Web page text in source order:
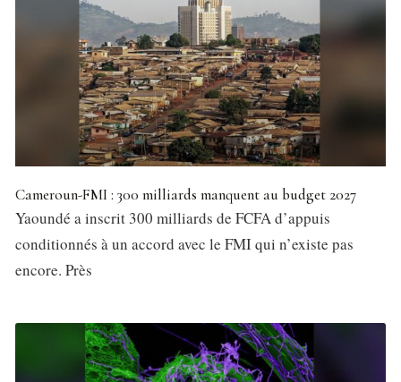
Cameroun-FMI : 300 milliards manquent au budget 2027
Yaoundé a inscrit 300 milliards de FCFA d’appuis
conditionnés à un accord avec le FMI qui n’existe pas
encore. Près